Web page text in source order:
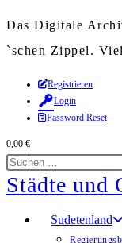
Das Digitale
`schen Zippel.
Zum
Inhalt
springen
Registrieren
Login
Password Reset
0,00 €
Diese
Website
durchsuchen
Städte und
Sudetenland